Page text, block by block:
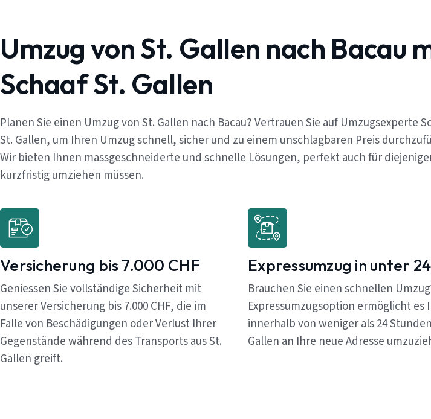
Umzug von St. Gallen nach Bacau
Schaaf St. Gallen
Planen Sie einen Umzug von St. Gallen nach Bacau? Vertrauen Sie auf Umzugsexperte
St. Gallen, um Ihren Umzug schnell, sicher und zu einem unschlagbaren Preis
Wir bieten Ihnen massgeschneiderte und schnelle Lösungen, perfekt auch für
kurzfristig umziehen müssen.
Versicherung bis 7.000 CHF
Geniessen Sie vollständige Sicherheit mit
unserer Versicherung bis 7.000 CHF, die im
Falle von Beschädigungen oder Verlust Ihrer
Gegenstände während des Transports aus St.
Gallen greift.
Expressumzug in unter
Brauchen Sie einen schnellen
Expressumzugsoption ermöglicht es
innerhalb von weniger als 24
Gallen an Ihre neue Adresse